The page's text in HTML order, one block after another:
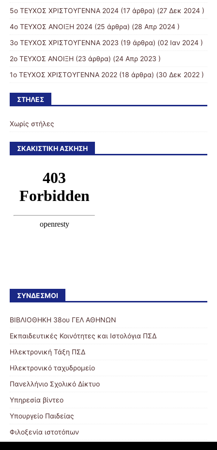
5ο ΤΕΥΧΟΣ ΧΡΙΣΤΟΥΓΕΝΝΑ 2024 (17 άρθρα) (27 Δεκ 2024 )
4o ΤΕΥΧΟΣ ΑΝΟΙΞΗ 2024 (25 άρθρα) (28 Απρ 2024 )
3ο ΤΕΥΧΟΣ ΧΡΙΣΤΟΥΓΕΝΝΑ 2023 (19 άρθρα) (02 Ιαν 2024 )
2ο ΤΕΥΧΟΣ ΑΝΟΙΞΗ (23 άρθρα) (24 Απρ 2023 )
1ο ΤΕΥΧΟΣ ΧΡΙΣΤΟΥΓΕΝΝΑ 2022 (18 άρθρα) (30 Δεκ 2022 )
ΣΤΉΛΕΣ
Χωρίς στήλες
ΣΚΑΚΙΣΤΙΚΉ ΆΣΚΗΣΗ
ΣΎΝΔΕΣΜΟΙ
ΒΙΒΛΙΟΘΗΚΗ 38ου ΓΕΛ ΑΘΗΝΩΝ
Εκπαιδευτικές Κοινότητες και Ιστολόγια ΠΣΔ
Ηλεκτρονική Τάξη ΠΣΔ
Ηλεκτρονικό ταχυδρομείο
Πανελλήνιο Σχολικό Δίκτυο
Υπηρεσία βίντεο
Υπουργείο Παιδείας
Φιλοξενία ιστοτόπων